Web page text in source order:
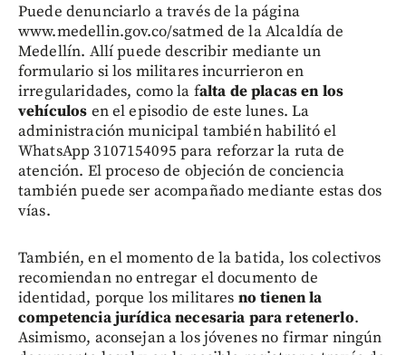
Puede denunciarlo a través de la página
www.medellin.gov.co/satmed de la Alcaldía de
Medellín. Allí puede describir mediante un
formulario si los militares incurrieron en
irregularidades, como la falta de placas en los
vehículos en el episodio de este lunes. La
administración municipal también habilitó el
WhatsApp 3107154095 para reforzar la ruta de
atención. El proceso de objeción de conciencia
también puede ser acompañado mediante estas dos
vías.
También, en el momento de la batida, los colectivos
recomiendan no entregar el documento de
identidad, porque los militares no tienen la
competencia jurídica necesaria para retenerlo.
Asimismo, aconsejan a los jóvenes no firmar ningún